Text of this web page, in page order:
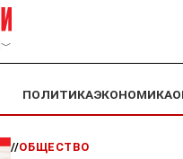
﹀
ПОЛИТИКАЭКОНОМИКА
//ОБЩЕСТВО